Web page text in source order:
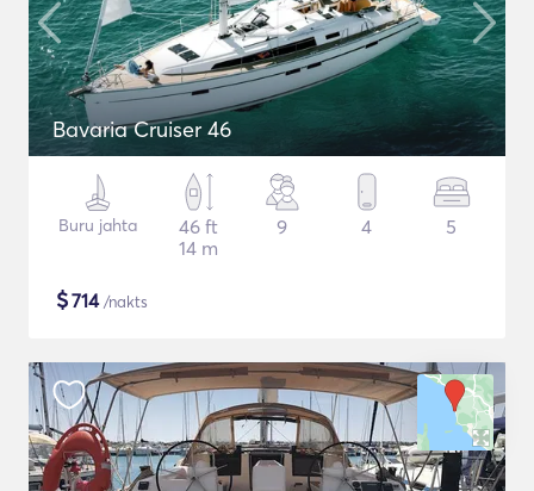
Bavaria Cruiser 46
Buru jahta
46 ft
14 m
9 4 5
$714/nakts